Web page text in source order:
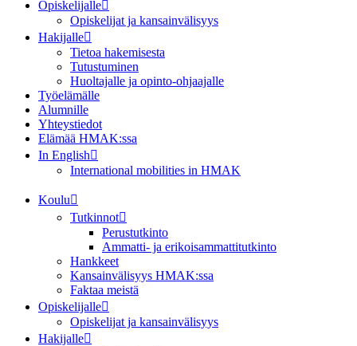
Opiskelijalle
Opiskelijat ja kansainvälisyys
Hakijalle
Tietoa hakemisesta
Tutustuminen
Huoltajalle ja opinto-ohjaajalle
Työelämälle
Alumnille
Yhteystiedot
Elämää HMAK:ssa
In English
International mobilities in HMAK
Koulu
Tutkinnot
Perustutkinto
Ammatti- ja erikoisammattitutkinto
Hankkeet
Kansainvälisyys HMAK:ssa
Faktaa meistä
Opiskelijalle
Opiskelijat ja kansainvälisyys
Hakijalle